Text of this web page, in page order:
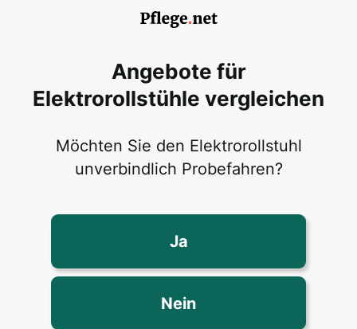
Angebote für
Elektrorollstühle vergleichen
Möchten Sie den Elektrorollstuhl
unverbindlich Probefahren?
Ja
Nein